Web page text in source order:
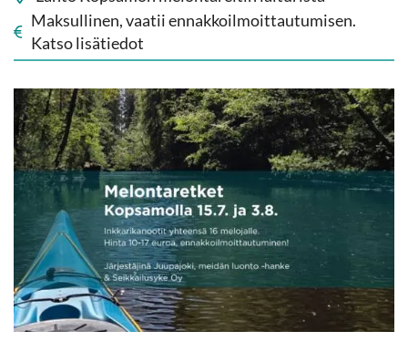
Mak­sul­li­nen, vaa­tii en­nak­koil­moit­tau­tu­mi­sen.
Katso li­sä­tie­dot